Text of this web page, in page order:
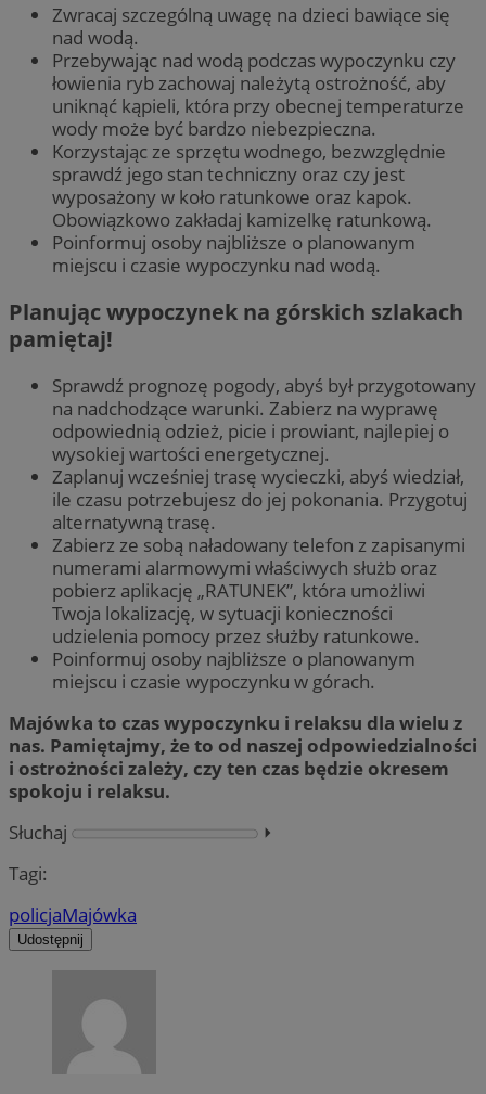
Zwracaj szczególną uwagę na dzieci bawiące się
nad wodą.
Przebywając nad wodą podczas wypoczynku czy
łowienia ryb zachowaj należytą ostrożność, aby
uniknąć kąpieli, która przy obecnej temperaturze
wody może być bardzo niebezpieczna.
Korzystając ze sprzętu wodnego, bezwzględnie
sprawdź jego stan techniczny oraz czy jest
wyposażony w koło ratunkowe oraz kapok.
Obowiązkowo zakładaj kamizelkę ratunkową.
Poinformuj osoby najbliższe o planowanym
miejscu i czasie wypoczynku nad wodą.
Planując wypoczynek na górskich szlakach
pamiętaj!
Sprawdź prognozę pogody, abyś był przygotowany
na nadchodzące warunki. Zabierz na wyprawę
odpowiednią odzież, picie i prowiant, najlepiej o
wysokiej wartości energetycznej.
Zaplanuj wcześniej trasę wycieczki, abyś wiedział,
ile czasu potrzebujesz do jej pokonania. Przygotuj
alternatywną trasę.
Zabierz ze sobą naładowany telefon z zapisanymi
numerami alarmowymi właściwych służb oraz
pobierz aplikację „RATUNEK”, która umożliwi
Twoja lokalizację, w sytuacji konieczności
udzielenia pomocy przez służby ratunkowe.
Poinformuj osoby najbliższe o planowanym
miejscu i czasie wypoczynku w górach.
Majówka to czas wypoczynku i relaksu dla wielu z
nas. Pamiętajmy, że to od naszej odpowiedzialności
i ostrożności zależy, czy ten czas będzie okresem
spokoju i relaksu.
Słuchaj
⏵︎
Tagi:
policjaMajówka
Udostępnij